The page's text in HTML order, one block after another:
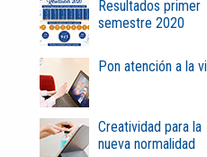
Resultados primer
semestre 2020
Pon atención a la
Creatividad para la
nueva normalidad